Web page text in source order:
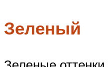
Зеленый